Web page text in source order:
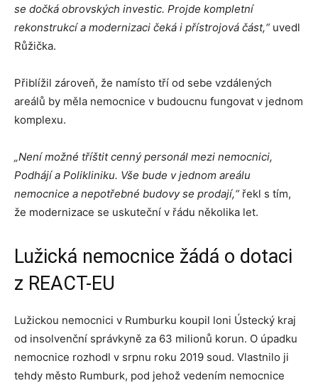
se dočká obrovských investic. Projde kompletní
rekonstrukcí a modernizaci čeká i přístrojová část,“uvedl
Růžička.
Přiblížil zároveň, že namísto tří od sebe vzdálených
areálů by měla nemocnice v budoucnu fungovat v jednom
komplexu.
„Není možné tříštit cenný personál mezi nemocnici,
Podhájí a Polikliniku. Vše bude v jednom areálu
nemocnice a nepotřebné budovy se prodají,“řekl s tím,
že modernizace se uskuteční v řádu několika let.
Lužická nemocnice žádá o dotaci
z REACT-EU
Lužickou nemocnici v Rumburku koupil loni Ústecký kraj
od insolvenční správkyně za 63 milionů korun. O úpadku
nemocnice rozhodl v srpnu roku 2019 soud. Vlastnilo ji
tehdy město Rumburk, pod jehož vedením nemocnice